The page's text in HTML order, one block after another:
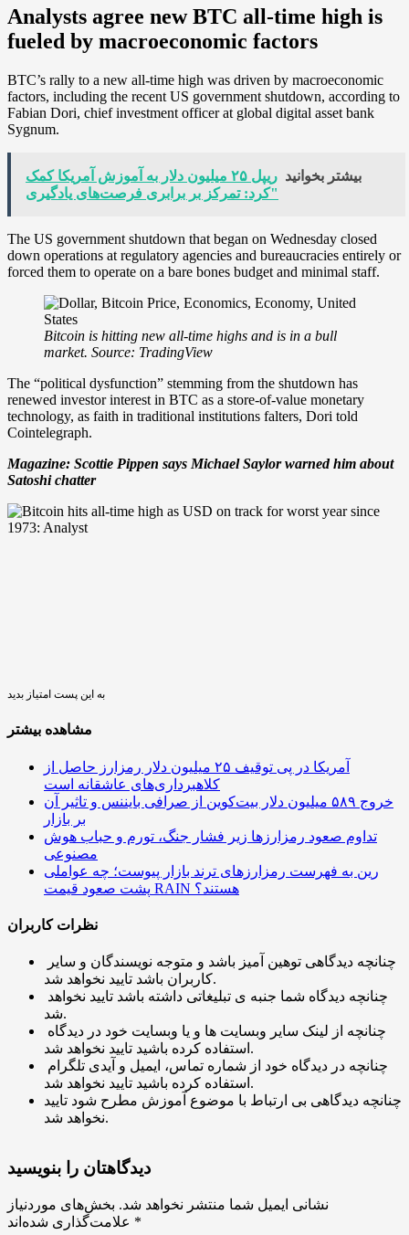
Analysts agree new BTC all-time high is
fueled by macroeconomic factors
BTC’s rally to a new all-time high was driven by macroeconomic
factors, including the recent US government shutdown, according to
Fabian Dori, chief investment officer at global digital asset bank
Sygnum.
بیشتر بخوانید
ریپل ۲۵ میلیون دلار به آموزش آمریکا کمک
کرد: تمرکز بر برابری فرصت‌های یادگیری"
The US government shutdown that began on Wednesday closed
down operations at regulatory agencies and bureaucracies entirely or
forced them to operate on a bare bones budget and minimal staff.
Bitcoin is hitting new all-time highs and is in a bull
market. Source: TradingView
The “political dysfunction” stemming from the shutdown has
renewed investor interest in BTC as a store-of-value monetary
technology, as faith in traditional institutions falters, Dori told
Cointelegraph.
Magazine: Scottie Pippen says Michael Saylor warned him about
Satoshi chatter
به این پست امتیاز بدید
مشاهده بیشتر
آمریکا در پی توقیف ۲۵ میلیون دلار رمزارز حاصل از
کلاهبرداری‌های عاشقانه است
خروج ۵۸۹ میلیون دلار بیت‌کوین از صرافی بایننس و تاثیر آن
بر بازار
تداوم صعود رمزارزها زیر فشار جنگ، تورم و حباب هوش
مصنوعی
رین به فهرست رمزارزهای ترند بازار پیوست؛ چه عواملی
پشت صعود قیمت RAIN هستند؟
نظرات کاربران
کاربران باشد تایید نخواهد شد.
شد.
استفاده کرده باشید تایید نخواهد شد.
استفاده کرده باشید تایید نخواهد شد.
چنانچه دیدگاهی بی ارتباط با موضوع آموزش مطرح شود تایید
نخواهد شد.
دیدگاهتان را بنویسید
نشانی ایمیل شما منتشر نخواهد شد. بخش‌های موردنیاز
*